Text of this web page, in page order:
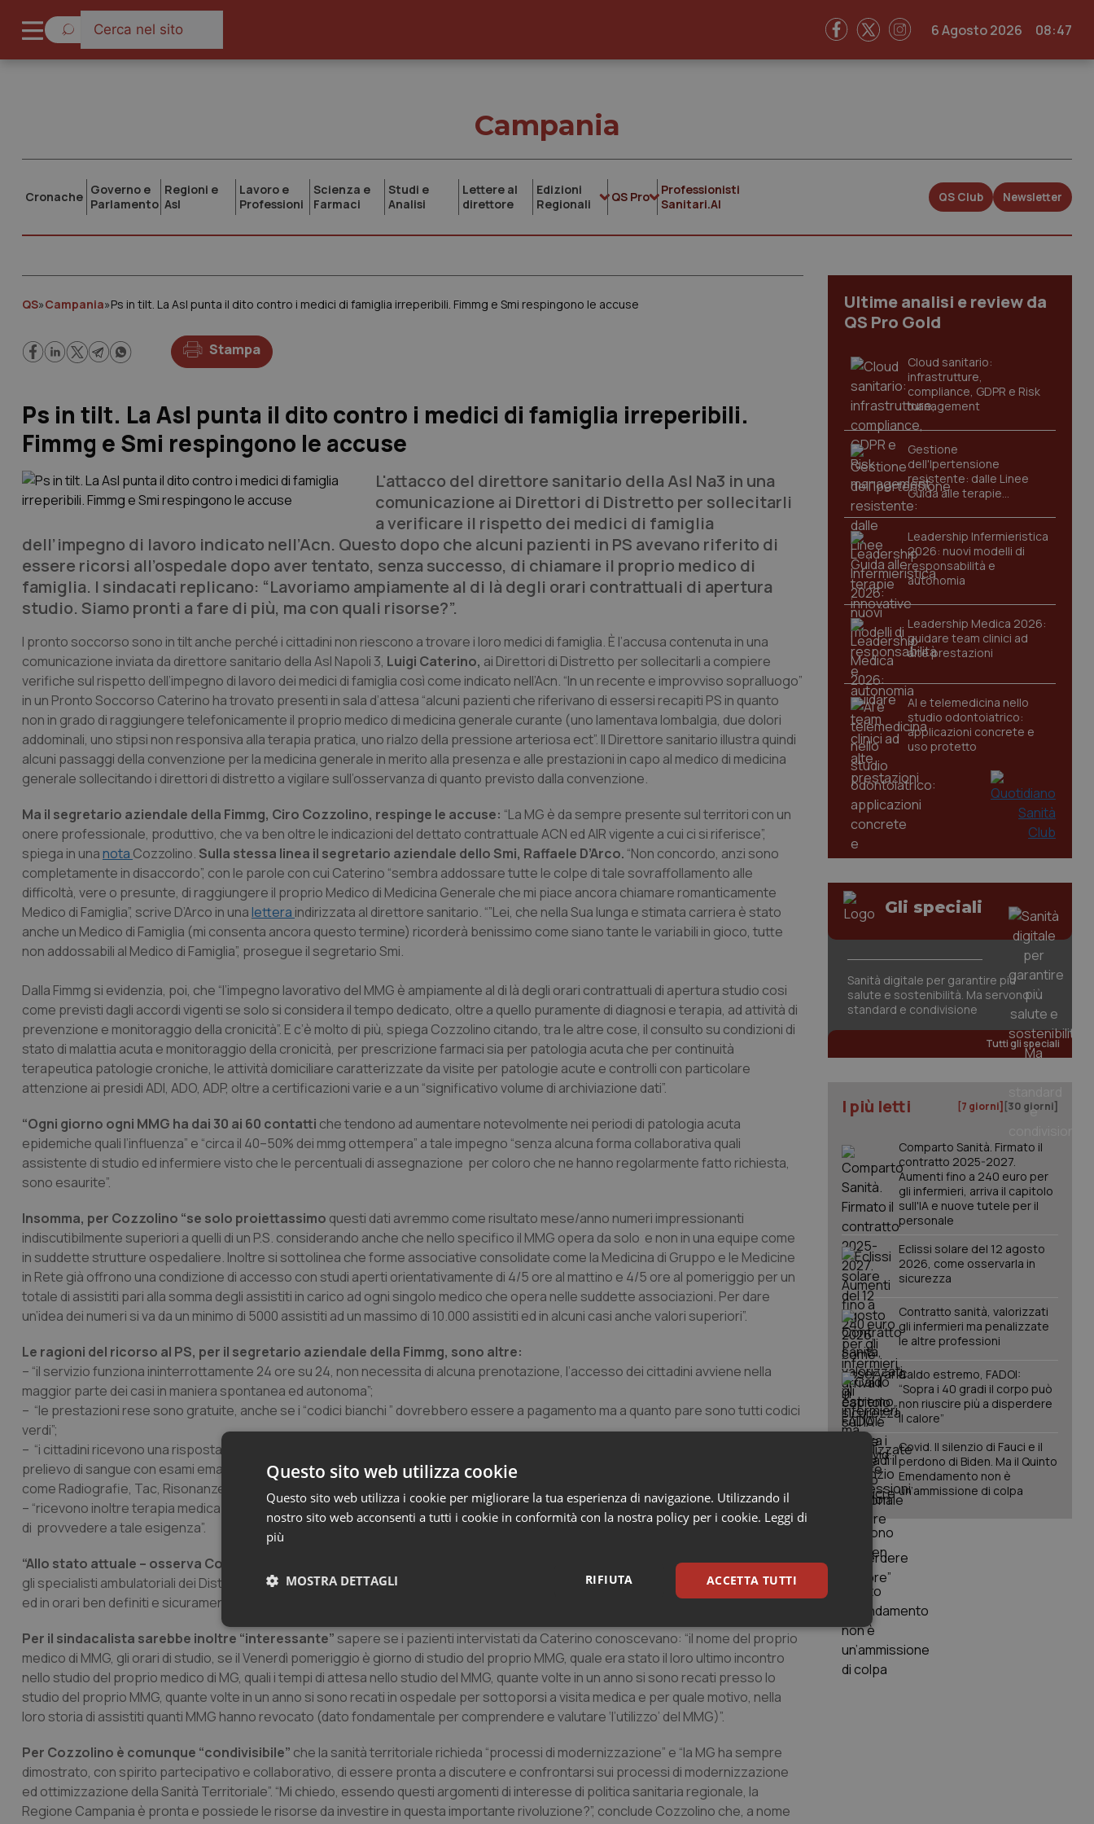
6 Agosto 2026 08:47
Campania
Cronache Governo e
Parlamento
Regioni e
Asl
Lavoro e
Professioni
Scienza e
Farmaci
Studi e
Analisi
Lettere al
direttore
Edizioni
Regionali
QS Pro
Professionisti
Sanitari.AI
QS Club Newsletter
QS»Campania»Ps in tilt. La Asl punta il dito contro i medici di famiglia irreperibili. Fimmg e Smi respingono le accuse
Stampa
Ps in tilt. La Asl punta il dito contro i medici di famiglia irreperibili.
Fimmg e Smi respingono le accuse
L'attacco del direttore sanitario della Asl Na3 in una
comunicazione ai Direttori di Distretto per sollecitarli
a verificare il rispetto dei medici di famiglia
dell’impegno di lavoro indicato nell’Acn. Questo dopo che alcuni pazienti in PS avevano riferito di
essere ricorsi all’ospedale dopo aver tentato, senza successo, di chiamare il proprio medico di
famiglia. I sindacati replicano: “Lavoriamo ampiamente al di là degli orari contrattuali di apertura
studio. Siamo pronti a fare di più, ma con quali risorse?”.
I pronto soccorso sono in tilt anche perché i cittadini non riescono a trovare i loro medici di famiglia. È l’accusa contenuta in una
comunicazione inviata da direttore sanitario della Asl Napoli 3, Luigi Caterino, ai Direttori di Distretto per sollecitarli a compiere
verifiche sul rispetto dell’impegno di lavoro dei medici di famiglia così come indicato nell’Acn. “In un recente e improvviso sopralluogo”
in un Pronto Soccorso Caterino ha trovato presenti in sala d’attesa “alcuni pazienti che riferivano di essersi recapiti PS in quanto
non in grado di raggiungere telefonicamente il proprio medico di medicina generale curante (uno lamentava lombalgia, due dolori
addominali, uno stipsi non responsiva alla terapia pratica, uno rialzo della pressione arteriosa ect”. Il Direttore sanitario illustra quindi
alcuni passaggi della convenzione per la medicina generale in merito alla presenza e alle prestazioni in capo al medico di medicina
generale sollecitando i direttori di distretto a vigilare sull’osservanza di quanto previsto dalla convenzione.
Ma il segretario aziendale della Fimmg, Ciro Cozzolino, respinge le accuse: “La MG è da sempre presente sul territori con un
onere professionale, produttivo, che va ben oltre le indicazioni del dettato contrattuale ACN ed AIR vigente a cui ci si riferisce”,
spiega in unanota Cozzolino. Sulla stessa linea il segretario aziendale dello Smi, Raffaele D’Arco. “Non concordo, anzi sono
completamente in disaccordo”, con le parole con cui Caterino “sembra addossare tutte le colpe di tale sovraffollamento alle
difficoltà, vere o presunte, di raggiungere il proprio Medico di Medicina Generale che mi piace ancora chiamare romanticamente
Medico di Famiglia”, scrive D’Arco in unalettera indirizzata al direttore sanitario. “”Lei, che nella Sua lunga e stimata carriera è stato
anche un Medico di Famiglia (mi consenta ancora questo termine) ricorderà benissimo come siano tante le variabili in gioco, tutte
non addossabili al Medico di Famiglia”, prosegue il segretario Smi.
Dalla Fimmg si evidenzia, poi, che “l’impegno lavorativo del MMG è ampiamente al di là degli orari contrattuali di apertura studio cosi
come previsti dagli accordi vigenti se solo si considera il tempo dedicato, oltre a quello puramente di diagnosi e terapia, ad attività di
prevenzione e monitoraggio della cronicità”. E c’è molto di più, spiega Cozzolino citando, tra le altre cose, il consulto su condizioni di
stato di malattia acuta e monitoraggio della cronicità, per prescrizione farmaci sia per patologia acuta che per continuità
terapeutica patologie croniche, le attività domiciliare caratterizzate da visite per patologie acute e controlli con particolare
attenzione ai presidi ADI, ADO, ADP, oltre a certificazioni varie e a un “significativo volume di archiviazione dati”.
“Ogni giorno ogni MMG ha dai 30 ai 60 contatti che tendono ad aumentare notevolmente nei periodi di patologia acuta
epidemiche quali l’influenza” e “circa il 40–50% dei mmg ottempera” a tale impegno “senza alcuna forma collaborativa quali
assistente di studio ed infermiere visto che le percentuali di assegnazione per coloro che ne hanno regolarmente fatto richiesta,
sono esaurite”.
Insomma, per Cozzolino “se solo proiettassimo questi dati avremmo come risultato mese/anno numeri impressionanti
indiscutibilmente superiori a quelli di un P.S. considerando anche che nello specifico il MMG opera da solo e non in una equipe come
in suddette strutture ospedaliere. Inoltre si sottolinea che forme associative consolidate come la Medicina di Gruppo e le Medicine
in Rete già offrono una condizione di accesso con studi aperti orientativamente di 4/5 ore al mattino e 4/5 ore al pomeriggio per un
totale di assistiti pari alla somma degli assistiti in carico ad ogni singolo medico che opera nelle suddette associazioni. Per dare
un’idea dei numeri si va da un minimo di 5000 assistiti ad un massimo di 10.000 assistiti ed in alcuni casi anche valori superiori”.
Le ragioni del ricorso al PS, per il segretario aziendale della Fimmg, sono altre:
– “il servizio funziona ininterrottamente 24 ore su 24, non necessita di alcuna prenotazione, l’accesso dei cittadini avviene nella
maggior parte dei casi in maniera spontanea ed autonoma”;
– “le prestazioni rese sono gratuite, anche se i “codici bianchi ” dovrebbero essere a pagamento ma a quanto pare sono tutti codici
verdi”;
– “i cittadini ricevono una risposta immediata per quanto attiene consulenze specialistiche, esami diagnostici di primo livello:
prelievo di sangue con esami emato-chimici, ecografie, Elettrocardiogrammi, e dove possibile, esami diagnostici di secondo livello
come Radiografie, Tac, Risonanze magnetiche”;
– “ricevono inoltre terapia medica immediata in quanto il presidio ha una farmacia a disposizione ed infermieri professionali in grado
di provvedere a tale esigenza”.
“Allo stato attuale – osserva Cozzolino –
, tutte queste prestazioni non sono eseguibili negli studi di Medicina Generale, mentre
gli specialisti ambulatoriali dei Distretti Sanitari possono fornire alcune prestazioni solo in regime di prenotazione con lista di attesa
ed in orari ben definiti e sicuramente non in regime continuativo H24”.
Per il sindacalista sarebbe inoltre “interessante” sapere se i pazienti intervistati da Caterino conoscevano: “il nome del proprio
medico di MMG, gli orari di studio, se il Venerdì pomeriggio è giorno di studio del proprio MMG, quale era stato il loro ultimo incontro
nello studio del proprio medico di MG, quali i tempi di attesa nello studio del MMG, quante volte in un anno si sono recati presso lo
studio del proprio MMG, quante volte in un anno si sono recati in ospedale per sottoporsi a visita medica e per quale motivo, nella
loro storia di assistiti quanti MMG hanno revocato (dato fondamentale per comprendere e valutare ‘l’utilizzo’ del MMG)”.
Per Cozzolino è comunque “condivisibile” che la sanità territoriale richieda “processi di modernizzazione” e “la MG ha sempre
dimostrato, con spirito partecipativo e collaborativo, di essere pronta a discutere e confrontarsi sui processi di modernizzazione
ed ottimizzazione della Sanità Territoriale”. “Mi chiedo, essendo questi argomenti di interesse di politica sanitaria regionale, la
Regione Campania è pronta e possiede le risorse da investire in questa importante rivoluzione?”, conclude Cozzolino che, a nome
Ultime analisi e review da
QS Pro Gold
Cloud sanitario:
infrastrutture,
compliance, GDPR e Risk
management
Gestione
dell'Ipertensione
resistente: dalle Linee
Guida alle terapie
innovative
Leadership Infermieristica
2026: nuovi modelli di
responsabilità e
autonomia
Leadership Medica 2026:
guidare team clinici ad
alte prestazioni
AI e telemedicina nello
studio odontoiatrico:
applicazioni concrete e
uso protetto
Gli speciali
Sanità digitale per garantire più
salute e sostenibilità. Ma servono
standard e condivisione
Tutti gli speciali
I più letti [7 giorni] [30 giorni]
Comparto Sanità. Firmato il
contratto 2025-2027.
Aumenti fino a 240 euro per
gli infermieri, arriva il capitolo
sull'IA e nuove tutele per il
personale
Eclissi solare del 12 agosto
2026, come osservarla in
sicurezza
Contratto sanità, valorizzati
gli infermieri ma penalizzate
le altre professioni
Caldo estremo, FADOI:
“Sopra i 40 gradi il corpo può
non riuscire più a disperdere
il calore”
Covid. Il silenzio di Fauci e il
perdono di Biden. Ma il Quinto
Emendamento non è
un’ammissione di colpa
Questo sito web utilizza cookie
Questo sito web utilizza i cookie per migliorare la tua esperienza di navigazione. Utilizzando il
nostro sito web acconsenti a tutti i cookie in conformità con la nostra policy per i cookie. Leggi di
più
ACCETTA TUTTI
RIFIUTA
MOSTRA DETTAGLI
Necessari Statistici Marketing
I cookie necessari contribuiscono a rendere fruibile il sito web abilitandone funzionalità di base quali la navigazione sulle pagine
e l'accesso alle aree protette del sito. Il sito web non è in grado di funzionare correttamente senza questi cookie.
Nome
Fornitore/Dominio Scadenza
Descrizione